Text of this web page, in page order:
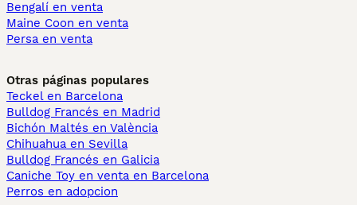
Bengalí en venta
Maine Coon en venta
Persa en venta
Otras páginas populares
Teckel en Barcelona
Bulldog Francés en Madrid
Bichón Maltés en València
Chihuahua en Sevilla
Bulldog Francés en Galicia
Caniche Toy en venta en Barcelona
Perros en adopcion